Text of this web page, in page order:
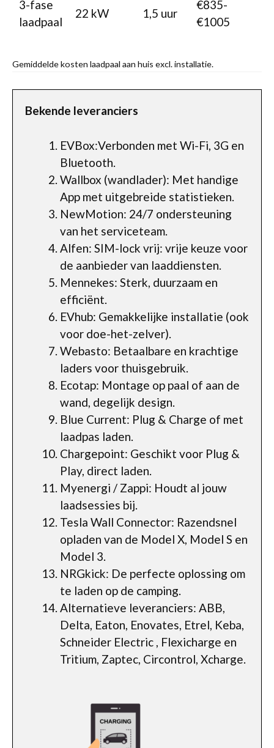
3-fase
laadpaal
22 kW 1,5 uur
€835-
€1005
Gemiddelde kosten laadpaal aan huis excl. installatie.
Bekende leveranciers
EVBox:Verbonden met Wi-Fi, 3G en
Bluetooth.
Wallbox (wandlader): Met handige
App met uitgebreide statistieken.
NewMotion: 24/7 ondersteuning
van het serviceteam.
Alfen: SIM-lock vrij: vrije keuze voor
de aanbieder van laaddiensten.
Mennekes: Sterk, duurzaam en
efficiënt.
EVhub: Gemakkelijke installatie (ook
voor doe-het-zelver).
Webasto: Betaalbare en krachtige
laders voor thuisgebruik.
Ecotap: Montage op paal of aan de
wand, degelijk design.
Blue Current: Plug & Charge of met
laadpas laden.
Chargepoint: Geschikt voor Plug &
Play, direct laden.
Myenergi / Zappi: Houdt al jouw
laadsessies bij.
Tesla Wall Connector: Razendsnel
opladen van de Model X, Model S en
Model 3.
NRGkick: De perfecte oplossing om
te laden op de camping.
Alternatieve leveranciers: ABB,
Delta, Eaton, Enovates, Etrel, Keba,
Schneider Electric , Flexicharge en
Tritium, Zaptec, Circontrol, Xcharge.